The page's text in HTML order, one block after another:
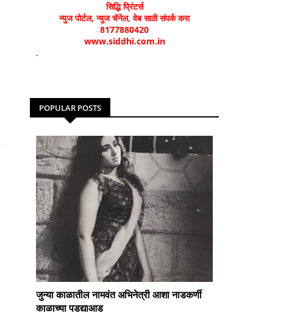
सिद्धि प्रिंटर्स
न्युज पोर्टल, न्युज चॅनेल, वेब साठी संपर्क करा
8177880420
www.siddhi.com.in
.
POPULAR POSTS
जुन्या काळातील नामवंत अभिनेत्री आशा नाडकर्णी
काळाच्या पडद्याआड